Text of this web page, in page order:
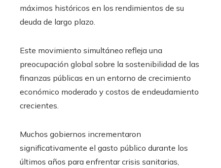
máximos históricos en los rendimientos de su
deuda de largo plazo.
Este movimiento simultáneo refleja una
preocupación global sobre la sostenibilidad de las
finanzas públicas en un entorno de crecimiento
económico moderado y costos de endeudamiento
crecientes.
Muchos gobiernos incrementaron
significativamente el gasto público durante los
últimos años para enfrentar crisis sanitarias,